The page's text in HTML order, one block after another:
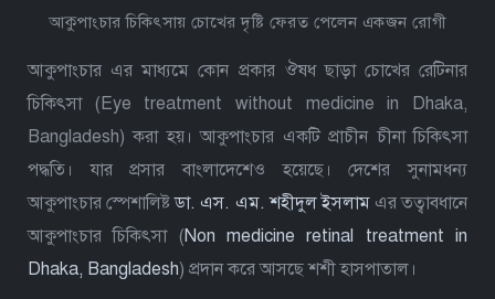
আকুপাংচার চিকিৎসায় চোখের দৃষ্টি ফেরত পেলেন একজন রোগী
আকুপাংচার এর মাধ্যমে কোন প্রকার ঔষধ ছাড়া চোখের রেটিনার
চিকিৎসা (Eye treatment without medicine in Dhaka,
Bangladesh) করা হয়। আকুপাংচার একটি প্রাচীন চীনা চিকিৎসা
পদ্ধতি। যার প্রসার বাংলাদেশেও হয়েছে। দেশের সুনামধন্য
আকুপাংচার স্পেশালিষ্টডা. এস. এম. শহীদুল ইসলামএর তত্বাবধানে
আকুপাংচার চিকিৎসা (Non medicine retinal treatment in
Dhaka, Bangladesh) প্রদান করে আসছে শশী হাসপাতাল।